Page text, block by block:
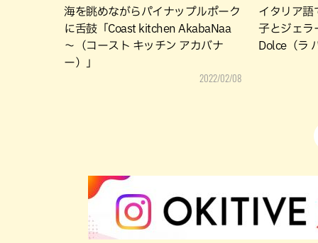
海を眺めながらパイナップルポーク
に舌鼓「Coast kitchen AkabaNaa
～（コースト キッチン アカバナ
ー）」
2022/02/08
イタリア語
子とジェラ
Dolce（ラ